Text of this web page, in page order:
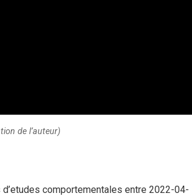
de l’auteur)
comportementales entre 2022-04-